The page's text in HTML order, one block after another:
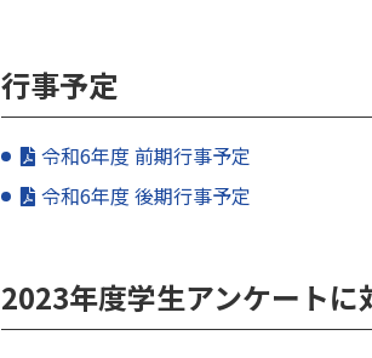
行事予定
令和6年度 前期行事予定
令和6年度 後期行事予定
2023年度学生アンケートに